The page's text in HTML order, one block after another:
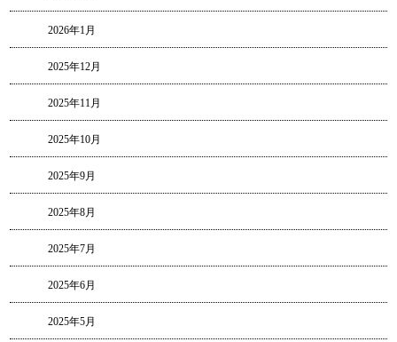
2026年1月
2025年12月
2025年11月
2025年10月
2025年9月
2025年8月
2025年7月
2025年6月
2025年5月